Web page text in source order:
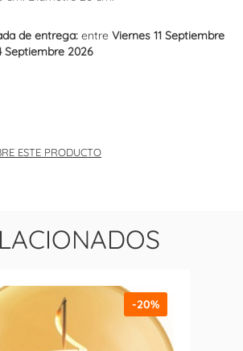
de entrega: entre Viernes 11 Septiembre
Septiembre 2026
ESTE PRODUCTO
-20%